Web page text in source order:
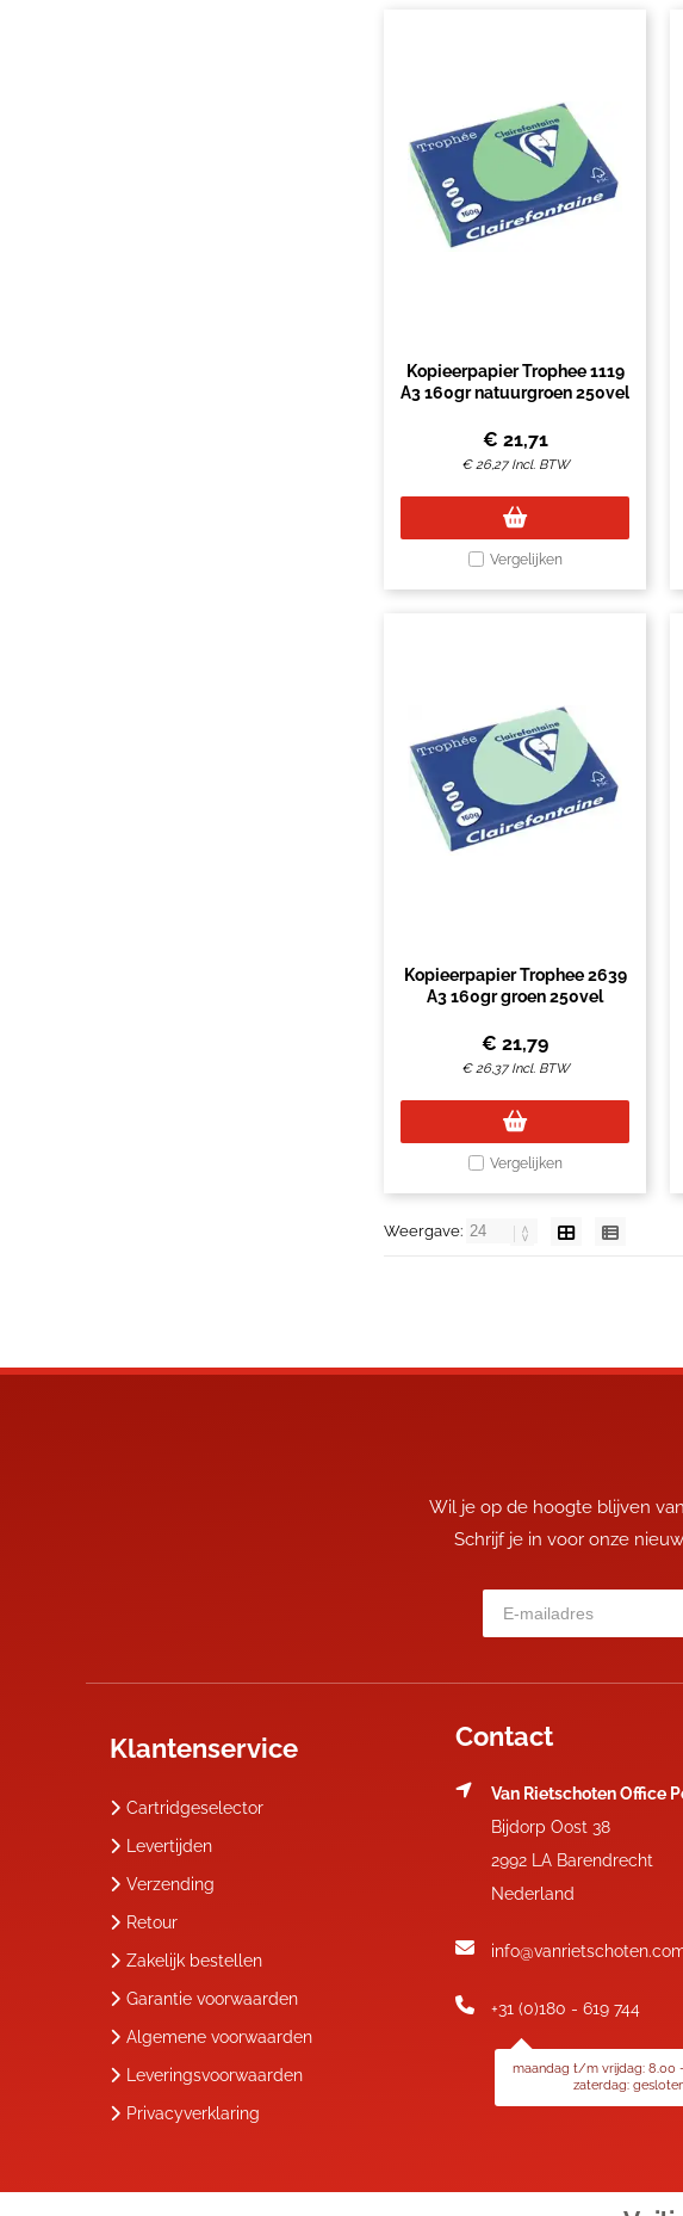
Kopieerpapier Trophee 1119
A3 160gr natuurgroen 250vel
€ 21,71
€26,27 Incl. BTW
Vergelijken
Kopieerpapier Trophee 2639
A3 160gr groen 250vel
€ 21,79
€26,37 Incl. BTW
Vergelijken
Weergave:
Wil je op de hoogte blijven
Schrijf je in voor onze
Klantenservice
Cartridgeselector
Levertijden
Verzending
Retour
Zakelijk bestellen
Garantie voorwaarden
Algemene voorwaarden
Leveringsvoorwaarden
Privacyverklaring
Contact
Van Rietschoten Office
Bijdorp Oost 38
2992 LA Barendrecht
Nederland
+31 (0)180 - 619 744
maandag t/m vrijdag: 8.00
zaterdag: